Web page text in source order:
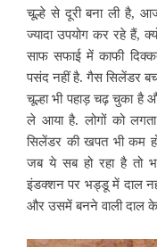
चूल्हे से दूरी बना ली है,
ज्यादा उपयोग कर रहे हैं,
साफ सफाई में काफी
पसंद नहीं है. गैस सिलेंडर
चूल्हा भी पहाड़ चढ़ चुका है
ले आया है. लोगों को
सिलेंडर की खपत भी कम
जब ये सब हो रहा है तो
इंडक्शन पर भड्डू में दाल
और उसमें बनने वाली दाल के